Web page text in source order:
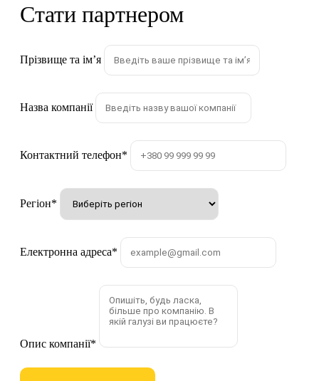
Стати партнером
Прізвище та імʼя
Назва компанії
Контактний телефон*
Регіон*
Електронна адреса*
Опис компанії*